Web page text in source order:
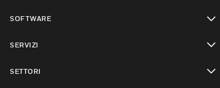
SOFTWARE
SERVIZI
SETTORI